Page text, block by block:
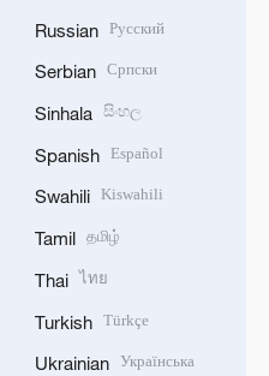
Russian Русский
Serbian Српски
Sinhala සිංහල
Spanish Español
Swahili Kiswahili
Tamil தமிழ்
Thai ไทย
Turkish Türkçe
Ukrainian Українська